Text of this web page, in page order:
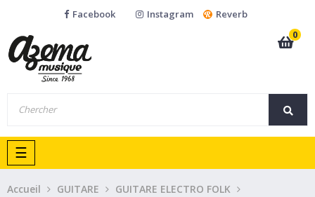
Facebook Instagram
Reverb
0
Basculer
la
navigation
☰
Accueil GUITARE
GUITARE ELECTRO FOLK